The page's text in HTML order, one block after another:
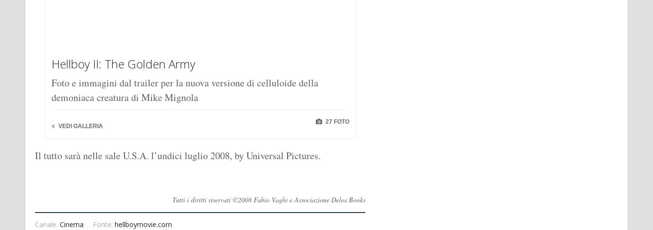
Hellboy II: The Golden Army
Foto e immagini dal trailer per la nuova versione di celluloide della
demoniaca creatura di Mike Mignola
VEDI GALLERIA
27 FOTO
Il tutto sarà nelle sale U.S.A. l’undici luglio 2008, by Universal Pictures.
Tutti i diritti riservati ©2008 Fabio Vaghi e Associazione Delos Books
Canale: Cinema Fonte: hellboymovie.com